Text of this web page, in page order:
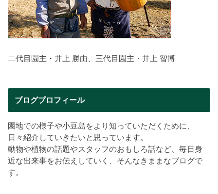
二代目園主・井上 勝由、三代目園主・井上 智博
ブログプロフィール
園地での様子や小豆島をより知っていただくために、
日々紹介していきたいと思っています。
動物や植物の話題やスタッフのおもしろ話など、毎日身
近な出来事をお伝えしていく、そんなきままなブログで
す。